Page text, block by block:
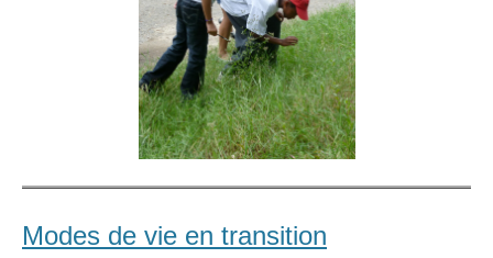
Modes de vie en transition